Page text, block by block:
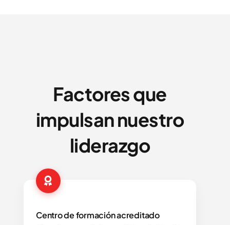
Factores que
impulsan nuestro
liderazgo
Centro de formación acreditado